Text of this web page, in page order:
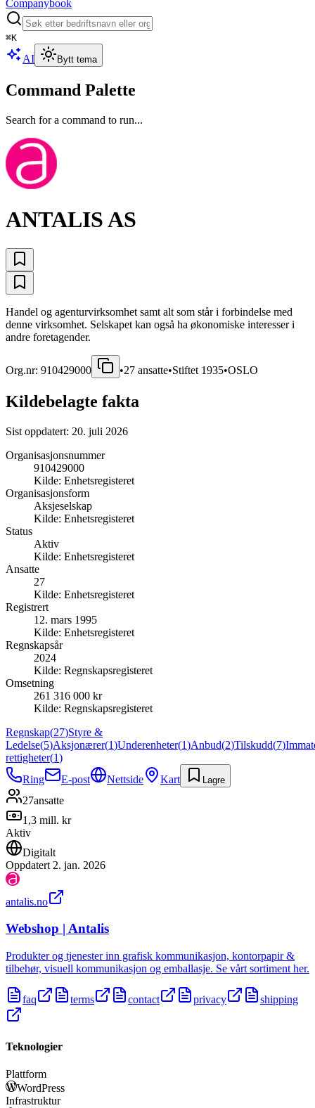
Companybook
⌘K
AI Bytt tema
Command Palette
Search for a command to run...
ANTALIS AS
Handel og agenturvirksomhet samt alt som står i forbindelse med
denne virksomhet. Selskapet kan også ha økonomiske interesser i
andre foretagender.
Org.nr: 910429000 •27 ansatte•Stiftet 1935•OSLO
Kildebelagte fakta
Sist oppdatert: 20. juli 2026
Organisasjonsnummer
910429000
Kilde: Enhetsregisteret
Organisasjonsform
Aksjeselskap
Kilde: Enhetsregisteret
Status
Aktiv
Kilde: Enhetsregisteret
Ansatte
27
Kilde: Enhetsregisteret
Registrert
12. mars 1995
Kilde: Enhetsregisteret
Regnskapsår
2024
Kilde: Regnskapsregisteret
Omsetning
261 316 000 kr
Kilde: Regnskapsregisteret
Regnskap(27)Styre &
Ledelse(5)Aksjonærer(1)Underenheter(1)Anbud(2)Tilskudd(7)
rettigheter(1)
Ring
E-post Nettside Kart Lagre
27ansatte
1,3 mill. kr
Aktiv
Digitalt
Oppdatert 2. jan. 2026
antalis.no
Webshop | Antalis
Produkter og tjenester inn grafisk kommunikasjon, kontorpapir &
tilbehør, visuell kommunikasjon og emballasje. Se vårt sortiment her.
faq terms contact privacy shipping
Teknologier
Plattform
WordPress
Infrastruktur